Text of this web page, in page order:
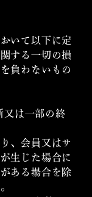
いて以下に定
する一切の損
負わないもの
又は一部の終
、会員又はサ
生じた場合に
ある場合を除